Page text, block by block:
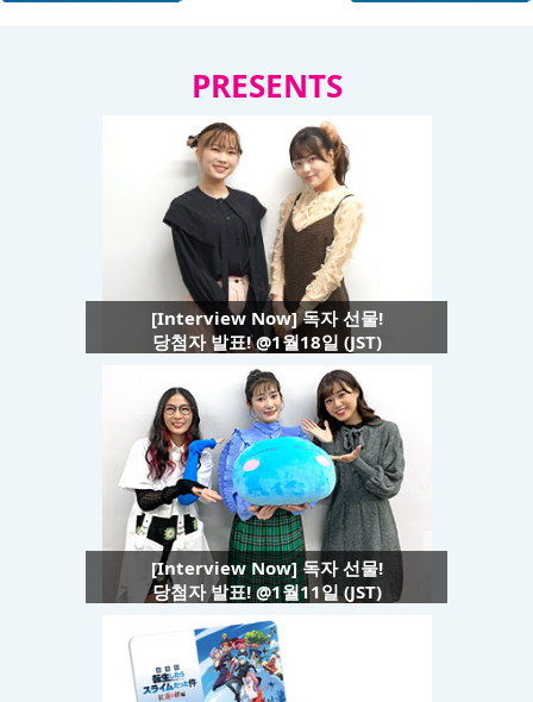
PRESENTS
[Interview Now] 독자 선물!
당첨자 발표! @1월18일 (JST)
[Interview Now] 독자 선물!
당첨자 발표! @1월11일 (JST)